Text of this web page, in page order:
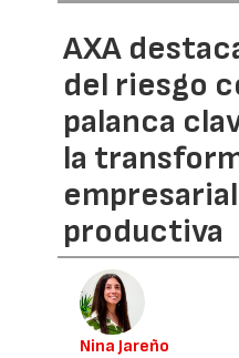
AXA
del riesgo
palanca
la
productiva
Nina Jareño